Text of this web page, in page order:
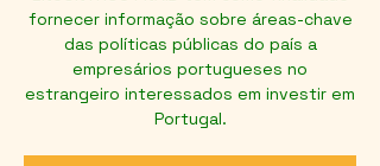
fornecer informação sobre áreas-chave
das políticas públicas do país a
empresários portugueses no
estrangeiro interessados em investir em
Portugal.